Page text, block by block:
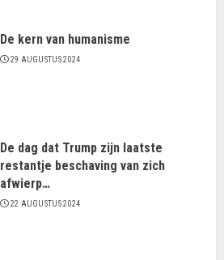
De kern van humanisme
29 AUGUSTUS 2024
De dag dat Trump zijn laatste
restantje beschaving van zich
afwierp…
22 AUGUSTUS 2024